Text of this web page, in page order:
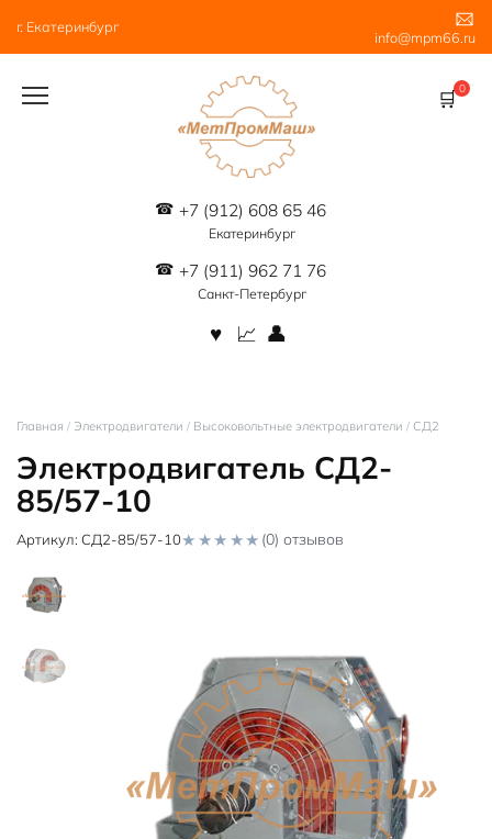
содержанию
г. Екатеринбург
info@mpm66.ru
+7 (912) 608 65 46
Екатеринбург
+7 (911) 962 71 76
Санкт-Петербург
0
Главная / Электродвигатели / Высоковольтные электродвигатели / СД2
Электродвигатель СД2-
85/57-10
Артикул: СД2-85/57-10 (0) отзывов